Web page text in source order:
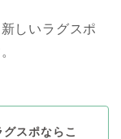
しいラグスポ
スポならこ